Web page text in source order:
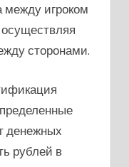
между игроком
сторонами.
денежных
рублей в